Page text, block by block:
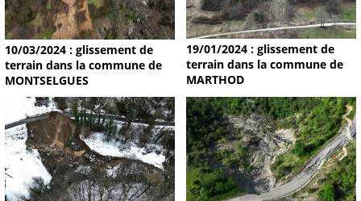
10/03/2024 : glissement de
terrain dans la commune de
MONTSELGUES
19/01/2024 : glissement de
terrain dans la commune de
MARTHOD